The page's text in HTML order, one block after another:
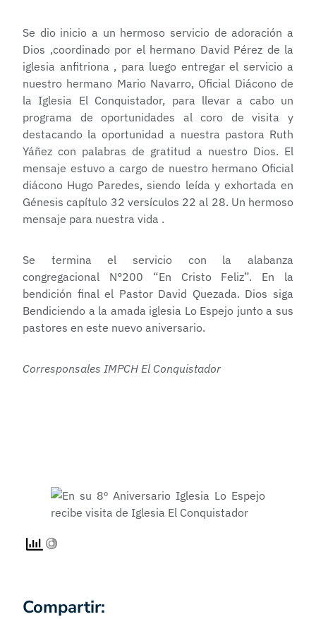
Se dio inicio a un hermoso servicio de adoración a
Dios ,coordinado por el hermano David Pérez de la
iglesia anfitriona , para luego entregar el servicio a
nuestro hermano Mario Navarro, Oficial Diácono de
la Iglesia El Conquistador, para llevar a cabo un
programa de oportunidades al coro de visita y
destacando la oportunidad a nuestra pastora Ruth
Yáñez con palabras de gratitud a nuestro Dios. El
mensaje estuvo a cargo de nuestro hermano Oficial
diácono Hugo Paredes, siendo leída y exhortada en
Génesis capítulo 32 versículos 22 al 28. Un hermoso
mensaje para nuestra vida .
Se termina el servicio con la alabanza
congregacional N°200 “En Cristo Feliz”. En la
bendición final el Pastor David Quezada. Dios siga
Bendiciendo a la amada iglesia Lo Espejo junto a sus
pastores en este nuevo aniversario.
Corresponsales IMPCH El Conquistador
Compartir: